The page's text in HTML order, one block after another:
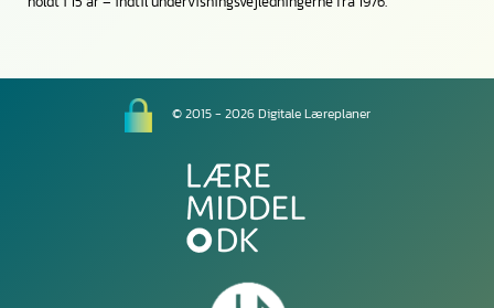
© 2015 - 2026 Digitale Læreplaner